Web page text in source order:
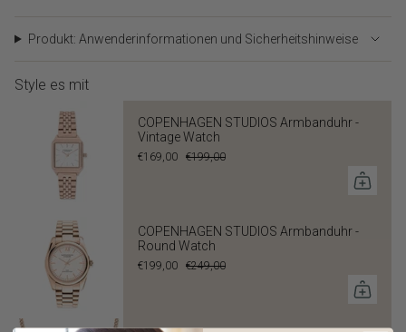
Produkt: Anwenderinformationen und Sicherheitshinweise
Style es mit
COPENHAGEN STUDIOS Armbanduhr -
Vintage Watch
€169,00 €199,00
COPENHAGEN STUDIOS Armbanduhr -
Round Watch
€199,00 €249,00